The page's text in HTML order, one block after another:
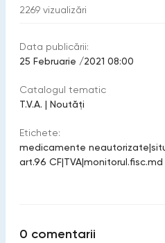
2269 vizualizări
Data publicării:
25 Februarie /2021 08:00
Catalogul tematic
T.V.A. | Noutăți
Etichete:
medicamente neautorizate|
art.96 CF|TVA|monitorul.fisc.md
0 comentarii